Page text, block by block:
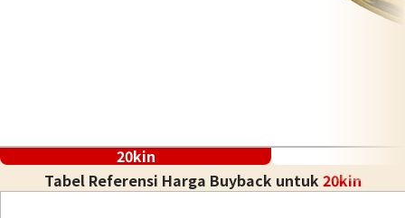
20kin
Tabel Referensi Harga Buyback untuk20kin